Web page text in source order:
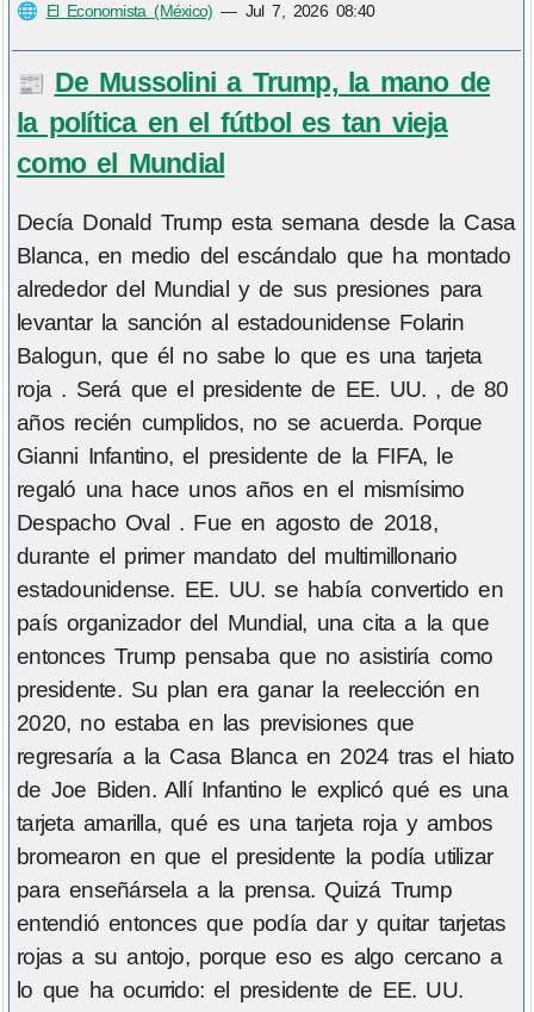
🌐 El Economista (México) — Jul 7, 2026 08:40
📰 De Mussolini a Trump, la mano de
la política en el fútbol es tan vieja
como el Mundial
Decía Donald Trump esta semana desde la Casa
Blanca, en medio del escándalo que ha montado
alrededor del Mundial y de sus presiones para
levantar la sanción al estadounidense Folarin
Balogun, que él no sabe lo que es una tarjeta
roja . Será que el presidente de EE. UU. , de 80
años recién cumplidos, no se acuerda. Porque
Gianni Infantino, el presidente de la FIFA, le
regaló una hace unos años en el mismísimo
Despacho Oval . Fue en agosto de 2018,
durante el primer mandato del multimillonario
estadounidense. EE. UU. se había convertido en
país organizador del Mundial, una cita a la que
entonces Trump pensaba que no asistiría como
presidente. Su plan era ganar la reelección en
2020, no estaba en las previsiones que
regresaría a la Casa Blanca en 2024 tras el hiato
de Joe Biden. Allí Infantino le explicó qué es una
tarjeta amarilla, qué es una tarjeta roja y ambos
bromearon en que el presidente la podía utilizar
para enseñársela a la prensa. Quizá Trump
entendió entonces que podía dar y quitar tarjetas
rojas a su antojo, porque eso es algo cercano a
lo que ha ocurrido: el presidente de EE. UU.